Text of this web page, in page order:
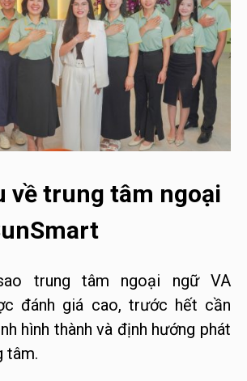
về trung tâm ngoại
trung tâm ngoại ngữ VA
đánh giá cao, trước hết cần
hình thành và định hướng phát
tâm.